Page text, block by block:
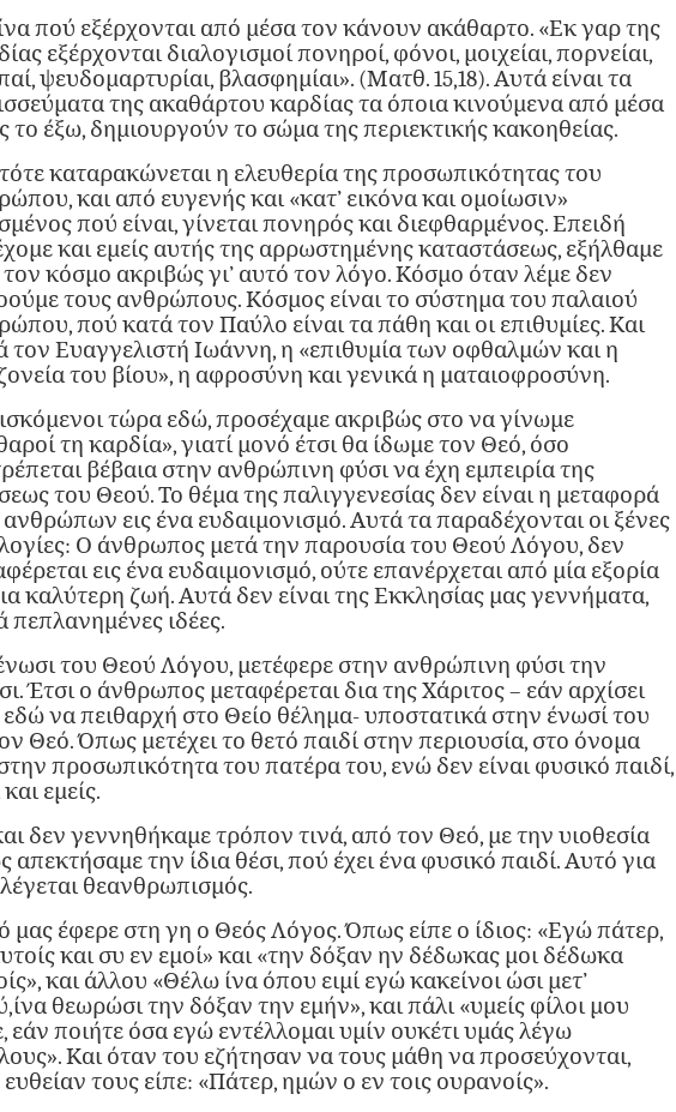
πού εξέρχονται από μέσα τον κάνουν ακάθαρτο. «Εκ γαρ της
εξέρχονται διαλογισμοί πονηροί, φόνοι, μοιχείαι, πορνείαι,
ψευδομαρτυρίαι, βλασφημίαι». (Ματθ. 15,18). Αυτά είναι τα
της ακαθάρτου καρδίας τα όποια κινούμενα από μέσα
το έξω, δημιουργούν το σώμα της περιεκτικής κακοηθείας.
καταρακώνεται η ελευθερία της προσωπικότητας του
και από ευγενής και «κατ’ εικόνα και ομοίωσιν»
πού είναι, γίνεται πονηρός και διεφθαρμένος. Επειδή
και εμείς αυτής της αρρωστημένης καταστάσεως, εξήλθαμε
κόσμο ακριβώς γι’ αυτό τον λόγο. Κόσμο όταν λέμε δεν
τους ανθρώπους. Κόσμος είναι το σύστημα του παλαιού
πού κατά τον Παύλο είναι τα πάθη και οι επιθυμίες. Και
τον Ευαγγελιστή Ιωάννη, η «επιθυμία των οφθαλμών και η
του βίου», η αφροσύνη και γενικά η ματαιοφροσύνη.
τώρα εδώ, προσέχαμε ακριβώς στο να γίνωμε
τη καρδία», γιατί μονό έτσι θα ίδωμε τον Θεό, όσο
βέβαια στην ανθρώπινη φύσι να έχη εμπειρία της
του Θεού. Το θέμα της παλιγγενεσίας δεν είναι η μεταφορά
εις ένα ευδαιμονισμό. Αυτά τα παραδέχονται οι ξένες
Ο άνθρωπος μετά την παρουσία του Θεού Λόγου, δεν
εις ένα ευδαιμονισμό, ούτε επανέρχεται από μία εξορία
καλύτερη ζωή. Αυτά δεν είναι της Εκκλησίας μας γεννήματα,
πεπλανημένες ιδέες.
του Θεού Λόγου, μετέφερε στην ανθρώπινη φύσι την
Έτσι ο άνθρωπος μεταφέρεται δια της Χάριτος – εάν αρχίσει
να πειθαρχή στο Θείο θέλημα- υποστατικά στην ένωσί του
Θεό. Όπως μετέχει το θετό παιδί στην περιουσία, στο όνομα
προσωπικότητα του πατέρα του, ενώ δεν είναι φυσικό παιδί,
και εμείς.
δεν γεννηθήκαμε τρόπον τινά, από τον Θεό, με την υιοθεσία
απεκτήσαμε την ίδια θέσι, πού έχει ένα φυσικό παιδί. Αυτό για
θεανθρωπισμός.
μας έφερε στη γη ο Θεός Λόγος. Όπως είπε ο ίδιος: «Εγώ πάτερ,
και συ εν εμοί» και «την δόξαν ην δέδωκας μοι δέδωκα
και άλλου «Θέλω ίνα όπου ειμί εγώ κακείνοι ώσι μετ’
θεωρώσι την δόξαν την εμήν», και πάλι «υμείς φίλοι μου
εάν ποιήτε όσα εγώ εντέλλομαι υμίν ουκέτι υμάς λέγω
Και όταν του εζήτησαν να τους μάθη να προσεύχονται,
ευθείαν τους είπε: «Πάτερ, ημών ο εν τοις ουρανοίς».